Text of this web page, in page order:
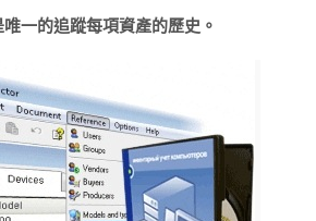
一的追蹤每項資產的歷史。